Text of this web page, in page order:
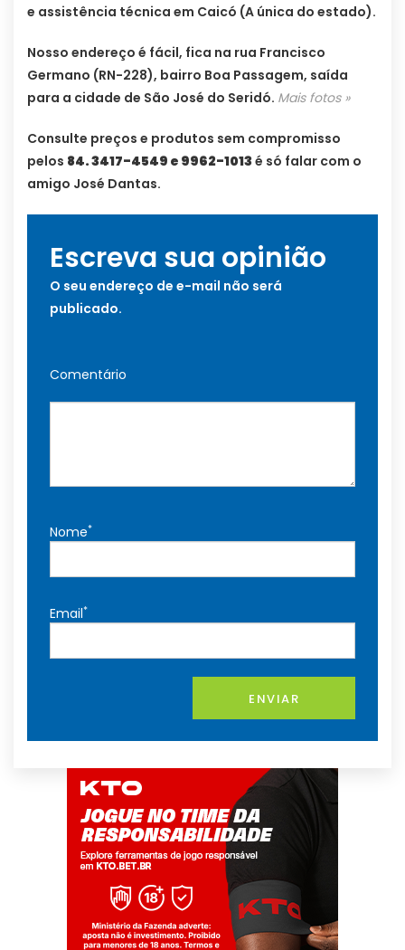
e assistência técnica em Caicó (A única do estado).
Nosso endereço é fácil, fica na rua Francisco
Germano (RN-228), bairro Boa Passagem, saída
para a cidade de São José do Seridó. Mais fotos »
Consulte preços e produtos sem compromisso
pelos 84. 3417-4549 e 9962-1013 é só falar com o
amigo José Dantas.
Escreva sua opinião
O seu endereço de e-mail não será
publicado.
Comentário
Nome*
Email*
ENVIAR